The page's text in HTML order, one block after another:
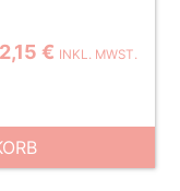
2,15 € INKL. MWST.